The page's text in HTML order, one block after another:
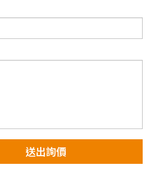
送出詢價